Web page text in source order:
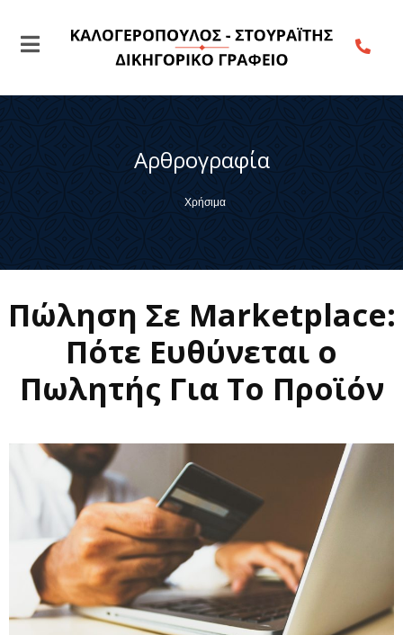
Αρθρογραφία
Χρήσιμα
Πώληση Σε Marketplace:
Πότε Ευθύνεται ο
Πωλητής Για Το Προϊόν